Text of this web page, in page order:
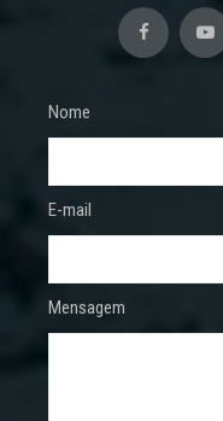
Nome
E-mail
Mensagem